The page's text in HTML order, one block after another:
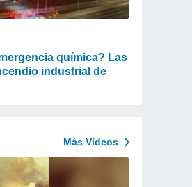
química? Las
industrial de
Más Vídeos